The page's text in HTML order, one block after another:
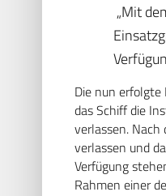
„Mit
Die nun
das Schiff die
verlassen. Nach
verlassen und
Verfügung
Rahmen einer